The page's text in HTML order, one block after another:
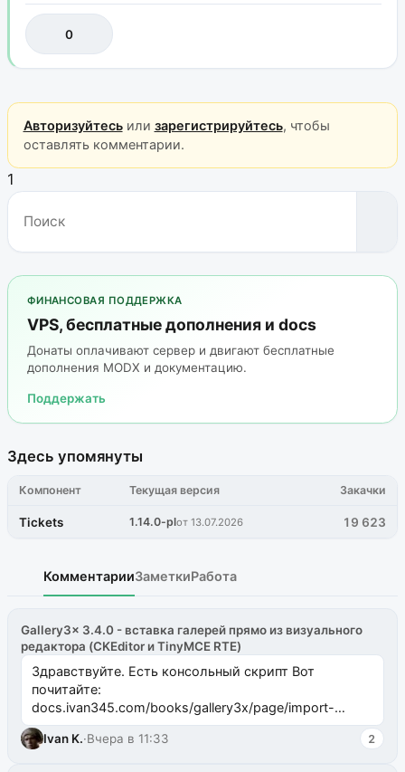
0
Авторизуйтесьили зарегистрируйтесь, чтобы
оставлять комментарии.
1
ФИНАНСОВАЯ ПОДДЕРЖКА
VPS, бесплатные дополнения и docs
Донаты оплачивают сервер и двигают бесплатные
дополнения MODX и документацию.
Поддержать
Здесь упомянуты
Компонент Текущая версия Закачки
Tickets 1.14.0-plот 13.07.2026 19 623
КомментарииЗаметкиРабота
Gallery3x 3.4.0 - вставка галерей прямо из визуального
редактора (CKEditor и TinyMCE RTE)
Здравствуйте. Есть консольный скрипт Вот
почитайте:
docs.ivan345.com/books/gallery3x/page/import-
ms2galleryphp
Ivan K.·Вчера в 11:33 2